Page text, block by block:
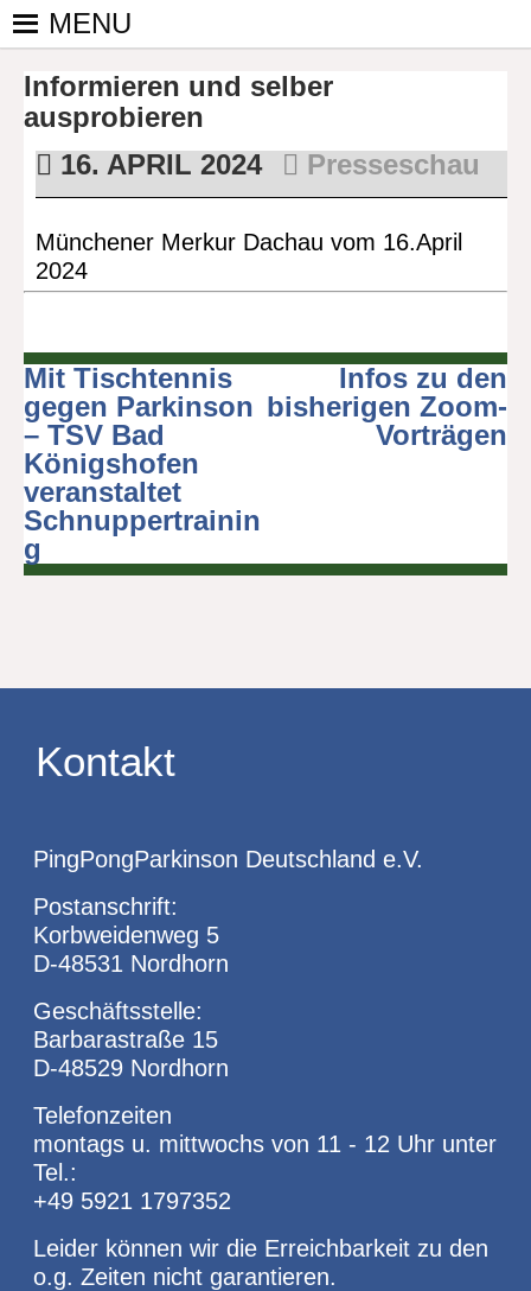
Skip
PINGPONGPARKINSON
DEUTSCHLAND E. V.
ist der
bundesweite
Zusammenschluss
kooperierenden
Vereinen und
Einzelpersonen,
der sich – mit dem
Mittel Tischtennis
Personen mit
Parkinson und
deren Angehörige
kümmert.
MENU
Informieren und selber
ausprobieren
16. APRIL 2024
Presseschau
Münchener Merkur Dachau vom 16.April
2024
Beitragsnavigation
Mit Tischtennis
gegen Parkinson
– TSV Bad
Königshofen
veranstaltet
Schnuppertrainin
g
Infos zu den
bisherigen Zoom-
Vorträgen
Kontakt
PingPongParkinson Deutschland e.V.
Postanschrift:
Korbweidenweg 5
D-48531 Nordhorn
Geschäftsstelle:
Barbarastraße 15
D-48529 Nordhorn
Telefonzeiten
montags u. mittwochs von 11 - 12 Uhr unter
Tel.:
+49 5921 1797352
Leider können wir die Erreichbarkeit zu den
o.g. Zeiten nicht garantieren.